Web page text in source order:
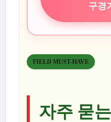
구경
FIELD MUST-HAVE
자주 묻